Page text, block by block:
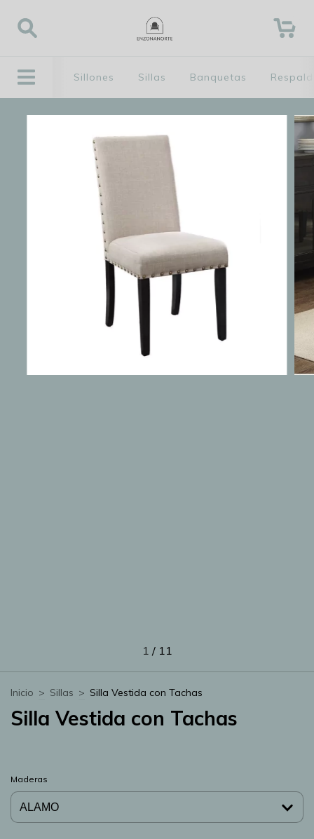
Sillones Sillas Banquetas
1 / 11
Inicio > Sillas > Silla Vestida con Tachas
Silla Vestida con Tachas
Maderas